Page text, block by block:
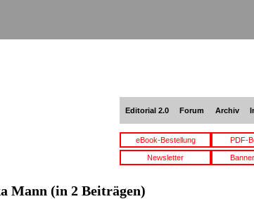
Editorial 2.0 Forum Archiv
eBook-Bestellung PDF-
Newsletter
Mann (in 2 Beiträgen)